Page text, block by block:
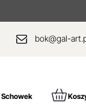
bok@gal-
Schowek